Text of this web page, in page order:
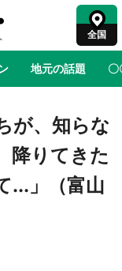
全国
地元の話題 〇
とう 物語がはじ
園」限定だった鬼
館TOY PARKへ
生産されてます
が、知らな
降りてきた
...」（富山